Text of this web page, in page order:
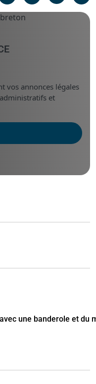
Messenger
Linked
vos annonces légales
et